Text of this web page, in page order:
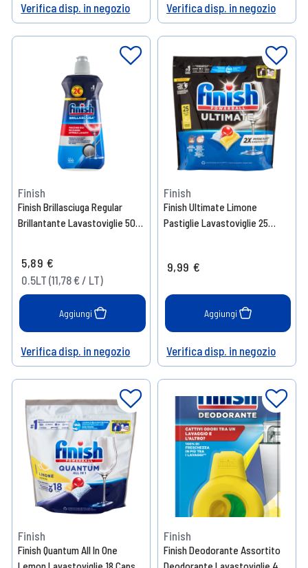
Help
Verifica disp. in negozio
Help
Verifica disp. in negozio
Finish
Finish Brillasciuga Regular
Brillantante Lavastoviglie 500
5,89 €
0.5LT (11,78 € / LT)
Aggiungi
Help
Verifica disp. in negozio
Finish
Finish Ultimate Limone
Pastiglie Lavastoviglie 25
9,99 €
Aggiungi
Help
Verifica disp. in negozio
Finish
Finish Quantum All In One
Finish
Finish Deodorante Assortito